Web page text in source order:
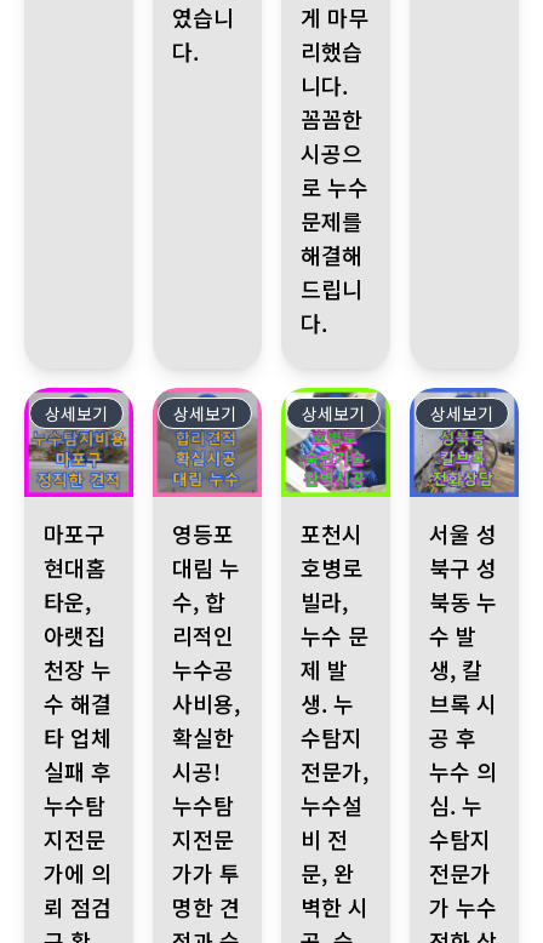
였습니
다.
게 마무
리했습
니다.
꼼꼼한
시공으
로 누수
문제를
해결해
드립니
다.
530
상세보기
마포구
현대홈
타운,
아랫집
천장 누
수 해결
타 업체
실패 후
누수탐
지전문
가에 의
뢰 점검
529
상세보기
영등포
대림 누
수, 합
리적인
누수공
사비용,
확실한
시공!
누수탐
지전문
가가 투
명한 견
528
상세보기
포천시
호병로
빌라,
누수 문
제 발
생. 누
수탐지
전문가,
누수설
비 전
문, 완
벽한 시
527
상세보기
서울 성
북구 성
북동 누
수 발
생, 칼
브록 시
공 후
누수 의
심. 누
수탐지
전문가
가 누수